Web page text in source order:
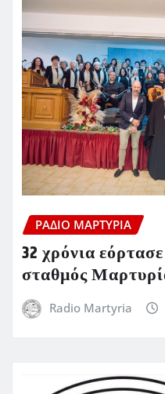
ΡΆΔΙΟ ΜΑΡΤΥΡΊΑ
32 χρόνια
σταθμός
Radio Martyria